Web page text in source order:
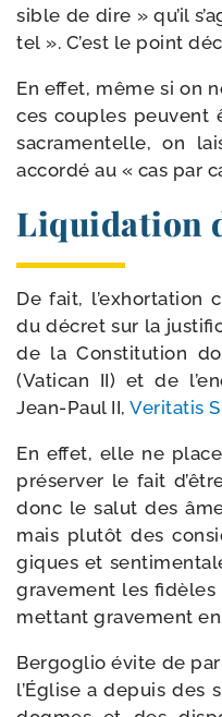
sible de dire » qu’il
tel ». C’est le point
En effet, même si on
ces couples peuvent
sacra­men­telle, on
accor­dé au « cas par
Liquidation
De fait, l’ex­hor­ta­tion
du décret sur la
de la Constitution
(Vatican II) et de
Jean-​Paul II, Veritatis
En effet, elle ne
pré­ser­ver le fait
donc le salut des
mais plu­tôt des
giques et
gra­ve­ment les
met­tant gra­ve­ment
Bergoglio évite de
l’Église a depuis des